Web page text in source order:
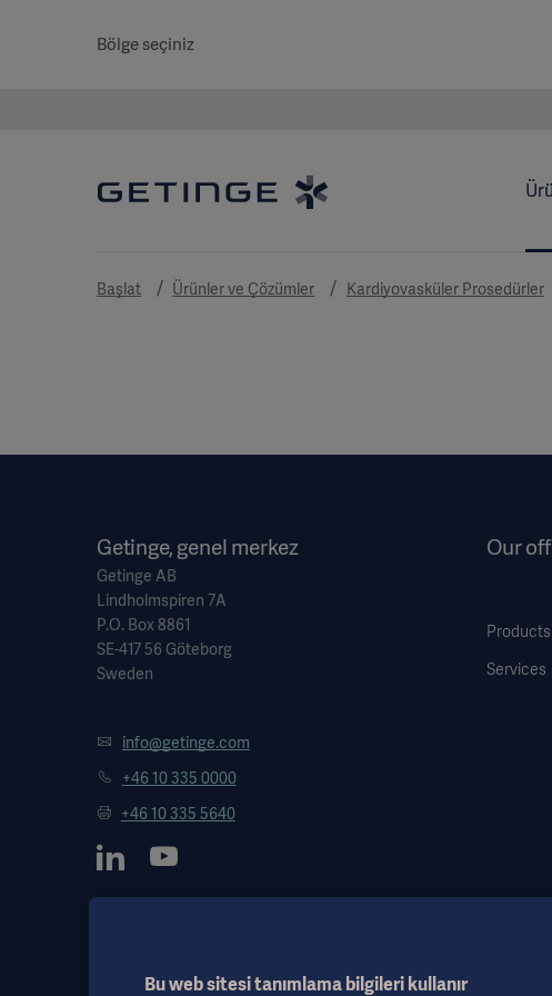
Bölge seçiniz
Başlat Ürünler ve Çözümler Kardiyovasküler Prosedürler
Getinge, genel merkez
Getinge AB
Lindholmspiren 7A
P.O. Box 8861
SE-417 56 Göteborg
Sweden
info@getinge.com
+46 10 335 0000
+46 10 335 5640
Our
Services
Bu web sitesi tanımlama bilgileri kullanır